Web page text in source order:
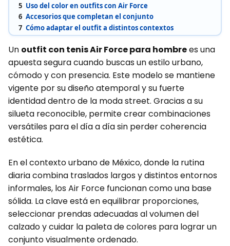
5 Uso del color en outfits con Air Force
6 Accesorios que completan el conjunto
7 Cómo adaptar el outfit a distintos contextos
Un outfit con tenis Air Force para hombrees una
apuesta segura cuando buscas un estilo urbano,
cómodo y con presencia. Este modelo se mantiene
vigente por su diseño atemporal y su fuerte
identidad dentro de la moda street. Gracias a su
silueta reconocible, permite crear combinaciones
versátiles para el día a día sin perder coherencia
estética.
En el contexto urbano de México, donde la rutina
diaria combina traslados largos y distintos entornos
informales, los Air Force funcionan como una base
sólida. La clave está en equilibrar proporciones,
seleccionar prendas adecuadas al volumen del
calzado y cuidar la paleta de colores para lograr un
conjunto visualmente ordenado.